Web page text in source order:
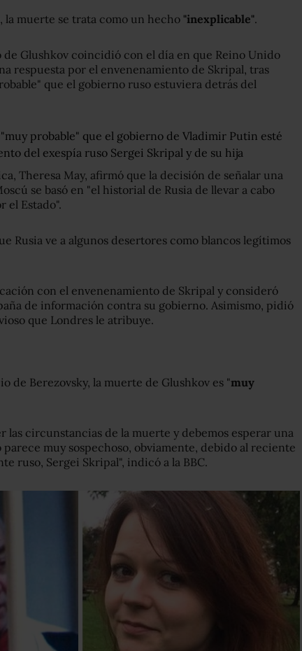
muerte se trata como un hecho "inexplicable".
Glushkov coincidió con el día en que Reino Unido
respuesta por el envenenamiento de Skripal, tras
que el gobierno ruso estuviera detrás del
probable" que el gobierno de Vladimir Putin esté
del exespía ruso Sergei Skripal y de su hija
Theresa May, afirmó que la decisión de señalar una
se basó en "el historial de Rusia de llevar a cabo
el Estado".
Rusia ve a algunos desertores como blancos legítimos
con el envenenamiento de Skripal y consideró
de información contra su gobierno. Asimismo, pidió
que Londres le atribuye.
de Berezovsky, la muerte de Glushkov es "muy
las circunstancias de la muerte y debemos esperar una
muy sospechoso, obviamente, debido al reciente
ruso, Sergei Skripal", indicó a la BBC.